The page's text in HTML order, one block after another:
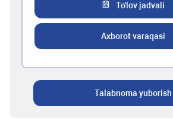
To'lov jadvali
Axborot varaqasi
Talabnoma yuborish